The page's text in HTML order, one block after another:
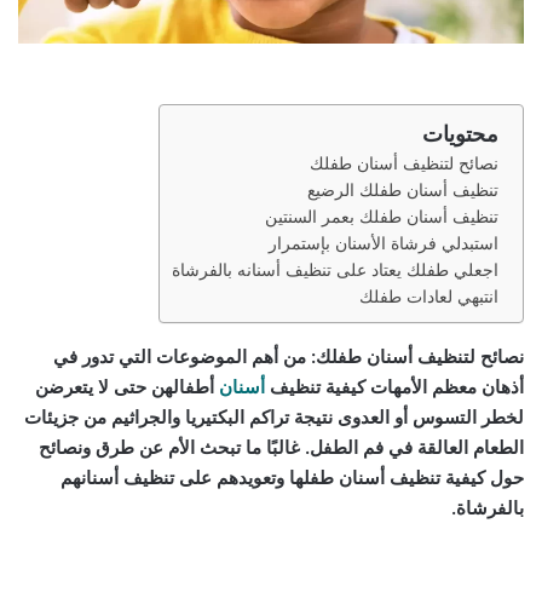
محتويات
نصائح لتنظيف أسنان طفلك
تنظيف أسنان طفلك الرضيع
تنظيف أسنان طفلك بعمر السنتين
استبدلي فرشاة الأسنان بإستمرار
اجعلي طفلك يعتاد على تنظيف أسنانه بالفرشاة
انتبهي لعادات طفلك
نصائح لتنظيف أسنان طفلك: من أهم الموضوعات التي تدور في
أذهان معظم الأمهات كيفية تنظيف أسنان أطفالهن حتى لا يتعرضن
لخطر التسوس أو العدوى نتيجة تراكم البكتيريا والجراثيم من جزيئات
الطعام العالقة في فم الطفل. غالبًا ما تبحث الأم عن طرق ونصائح
حول كيفية تنظيف أسنان طفلها وتعويدهم على تنظيف أسنانهم
بالفرشاة.